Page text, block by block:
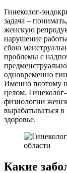
Гинеколог-
задача –
женскую
нарушение
сбою
проблемы с
одновременно
Именно поэтому
целом.
физиологии
вырабатываться
здоровье.
Какие